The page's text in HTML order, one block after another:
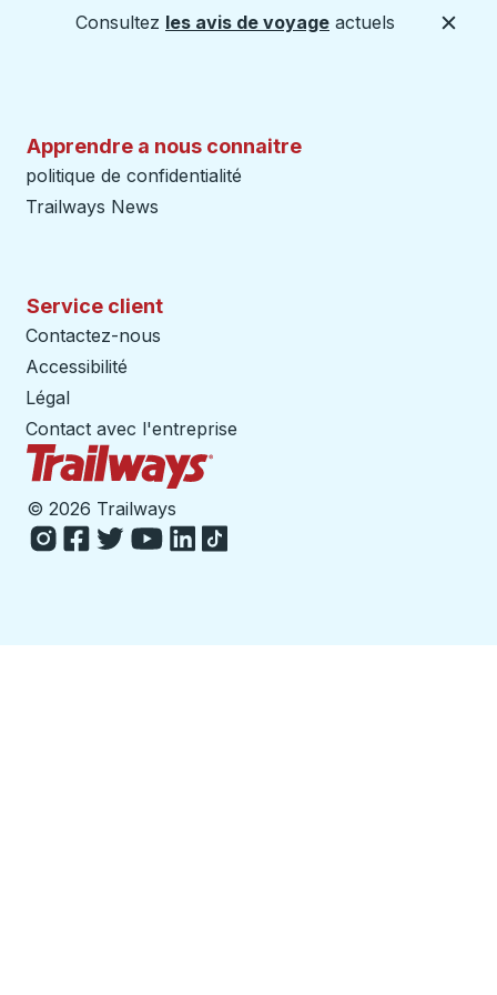
Consultez les avis de voyage actuels
Apprendre a nous connaitre
politique de confidentialité
Trailways News
Service client
Contactez-nous
Accessibilité
Légal
Contact avec l'entreprise
© 2026 Trailways